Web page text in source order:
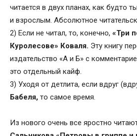
читается в двух планах, как будто
и взрослым. Абсолютное
2) Если не читал, то, конечно, «Три
Куролесове» Коваля. Эту книгу
издательство «А и Б» с
это отдельный кайф.
3) Уходя от детлита, если вдруг
Бабеля, то самое время.
Из нового очень все яростно